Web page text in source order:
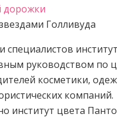
Голливуда
руководством
косметики,
компаний.
институт цвета